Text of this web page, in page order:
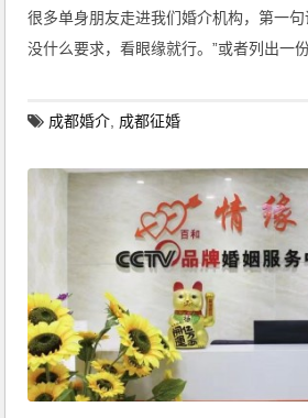
很多单身朋友走进我们婚介机构，第一
没什么要求，看眼缘就行。”或者列出一
成都婚介 成都征婚